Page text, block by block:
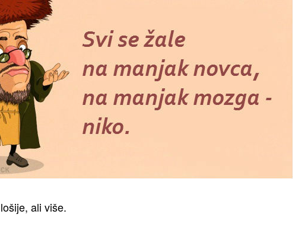
ali više.